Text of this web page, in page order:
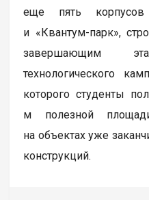
еще пять корпусов
и «Квантум-парк»,
завершающим
технологического
которого студенты
м полезной
на объектах уже
конструкций.